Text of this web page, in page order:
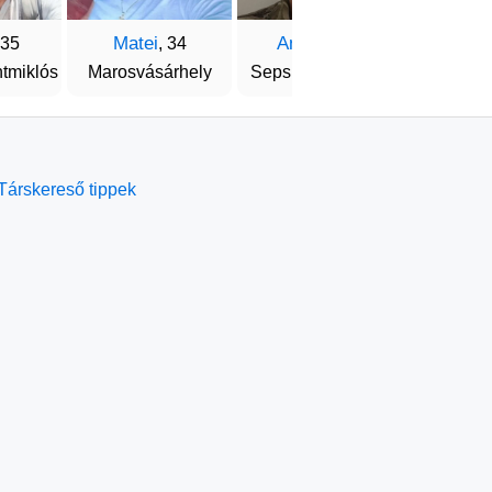
Matei, 34
Marosvásárhely
Andras
Sepsiszentgyörgy
tippek